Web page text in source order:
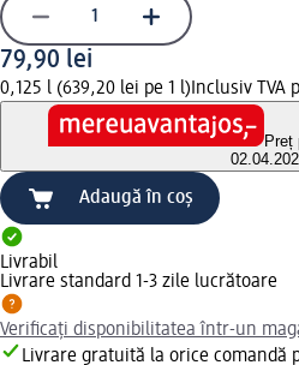
79,90 lei
0,125 l (639,20 lei pe 1 l) Inclusiv TVA
Preț
Adaugă în coș
Livrabil
Livrare standard 1-3 zile lucrătoare
Verificați disponibilitatea într-un
Livrare gratuită la orice comandă